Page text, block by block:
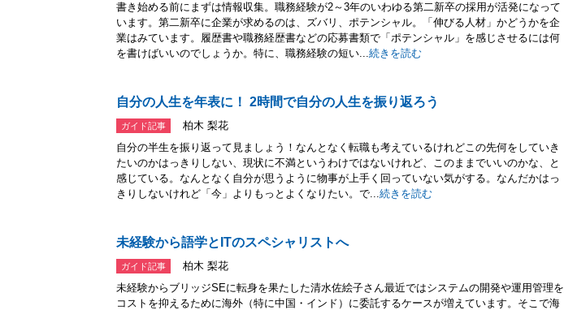
書き始める前にまずは情報収集。職務経験が2～3年のいわゆる第二新卒の採用が活発になって
います。第二新卒に企業が求めるのは、ズバリ、ポテンシャル。「伸びる人材」かどうかを企
業はみています。履歴書や職務経歴書などの応募書類で「ポテンシャル」を感じさせるには何
を書けばいいのでしょうか。特に、職務経験の短い...続きを読む
自分の人生を年表に！ 2時間で自分の人生を振り返ろう
ガイド記事
柏木 梨花
自分の半生を振り返って見ましょう！なんとなく転職も考えているけれどこの先何をしていき
たいのかはっきりしない、現状に不満というわけではないけれど、このままでいいのかな、と
感じている。なんとなく自分が思うように物事が上手く回っていない気がする。なんだかはっ
きりしないけれど「今」よりもっとよくなりたい。で...続きを読む
未経験から語学とITのスペシャリストへ
ガイド記事
柏木 梨花
未経験からブリッジSEに転身を果たした清水佐絵子さん最近ではシステムの開発や運用管理を
コストを抑えるために海外（特に中国・インド）に委託するケースが増えています。そこで海